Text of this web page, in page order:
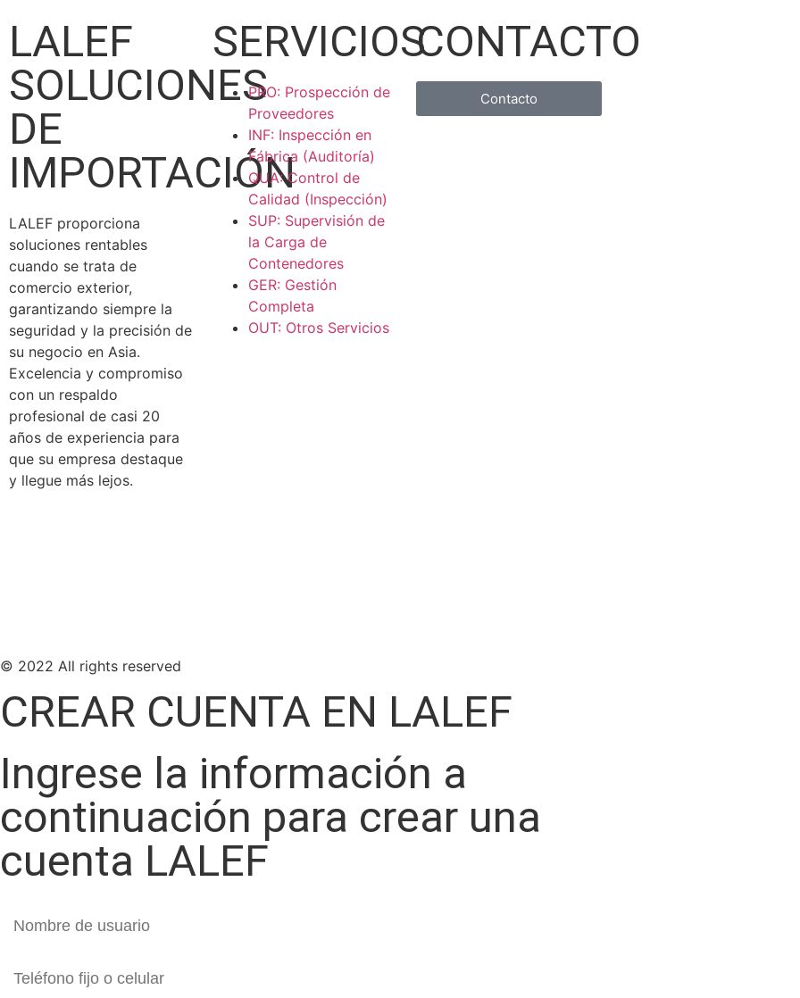
LALEF
SOLUCIONES
DE
IMPORTACIÓN
LALEF proporciona
soluciones rentables
cuando se trata de
comercio exterior,
garantizando siempre la
seguridad y la precisión de
su negocio en Asia.
Excelencia y compromiso
con un respaldo
profesional de casi 20
años de experiencia para
que su empresa destaque
y llegue más lejos.
SERVICIOS
PRO: Prospección de
Proveedores
INF: Inspección en
Fábrica (Auditoría)
QUA: Control de
Calidad (Inspección)
SUP: Supervisión de
la Carga de
Contenedores
GER: Gestión
Completa
OUT: Otros Servicios
CONTACTO
Contacto
© 2022 All rights reserved
CREAR CUENTA EN LALEF
Ingrese la información a
continuación para crear una
cuenta LALEF